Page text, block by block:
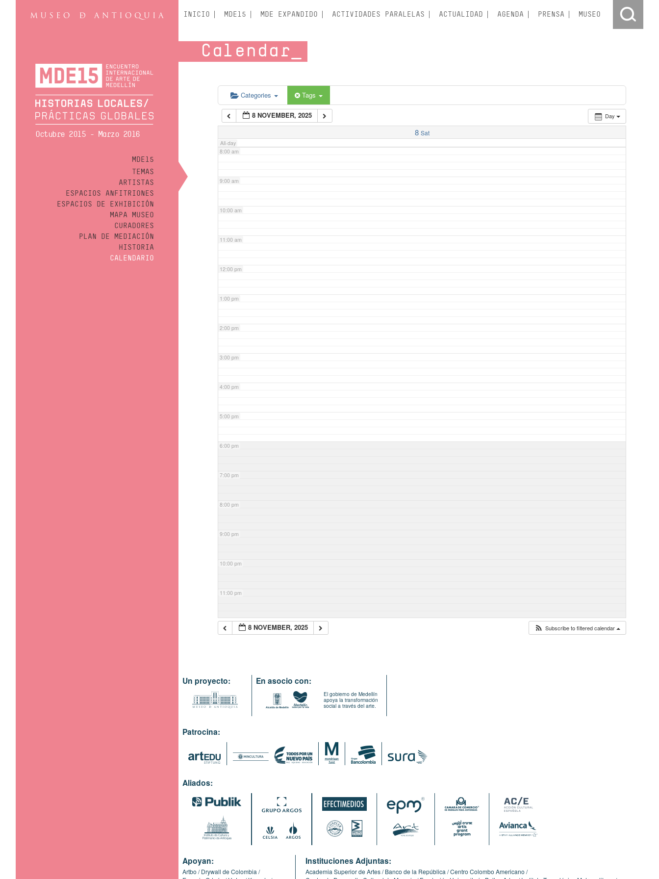
Octubre 2015 - Marzo 2016
MDE15
TEMAS
ARTISTAS
ESPACIOS ANFITRIONES
ESPACIOS DE EXHIBICIÓN
MAPA MUSEO
CURADORES
PLAN DE MEDIACIÓN
HISTORIA
CALENDARIO
INICIO MDE15 MDE EXPANDIDO ACTIVIDADES PARALELAS ACTUALIDAD AGENDA PRENSA MUSEO
Calendar
Categories Tags
Day
8 NOVEMBER, 2025
8 Sat
All-day
5:00 am
6:00 am
7:00 am
8:00 am
9:00 am
10:00 am
11:00 am
12:00 pm
1:00 pm
2:00 pm
3:00 pm
4:00 pm
5:00 pm
6:00 pm
7:00 pm
8:00 pm
9:00 pm
10:00 pm
11:00 pm
8 NOVEMBER, 2025 Subscribe to filtered calendar
Un proyecto: En asocio con:
El gobierno de Medellín
apoya la transformación
social a través del arte.
Patrocina:
Aliados:
Apoyan:
Artbo
Drywall de Colombia
Instituciones Adjuntas:
Academia Superior de Artes Banco de la República Centro Colombo Americano